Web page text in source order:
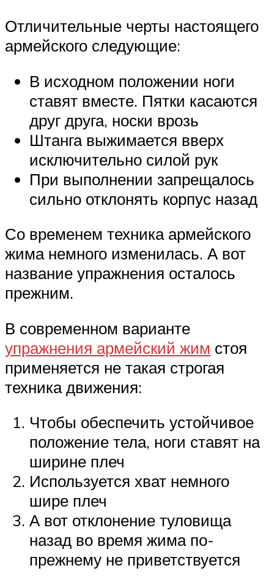
Отличительные черты настоящего
армейского следующие:
В исходном положении ноги
ставят вместе. Пятки касаются
друг друга, носки врозь
Штанга выжимается вверх
исключительно силой рук
При выполнении запрещалось
сильно отклонять корпус назад
Со временем техника армейского
жима немного изменилась. А вот
название упражнения осталось
прежним.
В современном варианте
упражнения армейский жим стоя
применяется не такая строгая
техника движения:
Чтобы обеспечить устойчивое
положение тела, ноги ставят на
ширине плеч
Используется хват немного
шире плеч
А вот отклонение туловища
назад во время жима по-
прежнему не приветствуется